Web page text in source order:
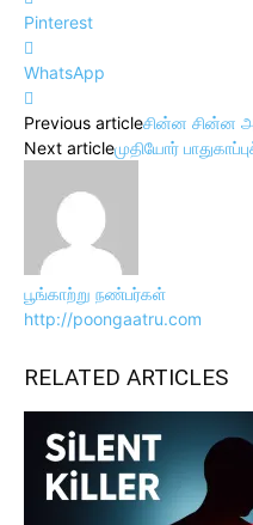
Pinterest
WhatsApp
Previous articleசின்ன சின்ன
Next articleமுதியோர்
பூங்காற்று நண்பர்கள்
http://poongaatru.com
RELATED ARTICLES